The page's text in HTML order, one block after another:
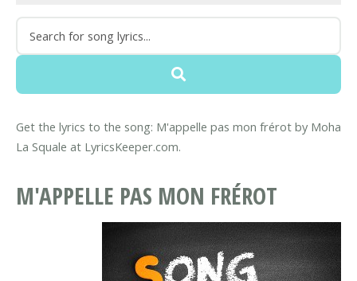
Get the lyrics to the song: M'appelle pas mon frérot by Moha
La Squale at LyricsKeeper.com.
M'APPELLE PAS MON FRÉROT